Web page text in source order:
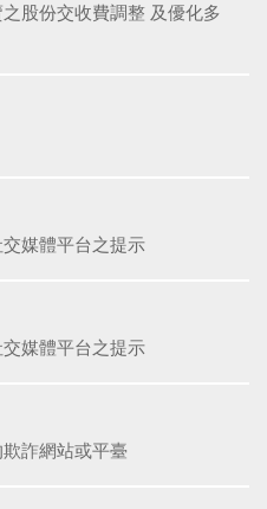
股份交收費調整 及優化多
媒體平台之提示
媒體平台之提示
詐網站或平臺